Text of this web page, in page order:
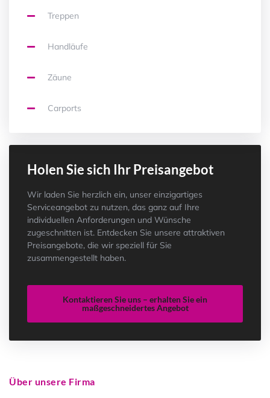
Holen Sie sich Ihr Preisangebot
Wir laden Sie herzlich ein, unser einzigartiges
Serviceangebot zu nutzen, das ganz auf Ihre
individuellen Anforderungen und Wünsche
zugeschnitten ist. Entdecken Sie unsere attraktiven
Preisangebote, die wir speziell für Sie
zusammengestellt haben.
Kontaktieren Sie uns – erhalten Sie ein
maßgeschneidertes Angebot
Treppen
Handläufe
Zäune
Carports
Über unsere Firma